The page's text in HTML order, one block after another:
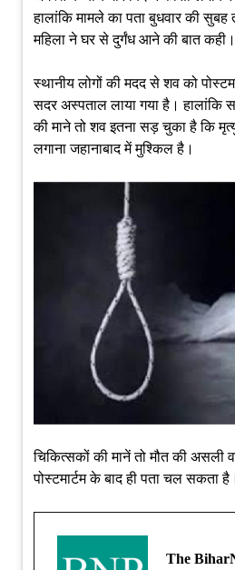
हालांकि मामले का पता बुधवार की
महिला ने घर से दुर्गंध आने की बात कही।
स्थानीय लोगों की मदद से शव को
सदर अस्पताल लाया गया है।
की माने तो शव इतना सड़ चुका है कि
लगाना जहानाबाद में मुश्किल है।
चिकित्सकों की मानें तो मौत की असली
पोस्टमार्टम के बाद ही पता चल सकता है।
The